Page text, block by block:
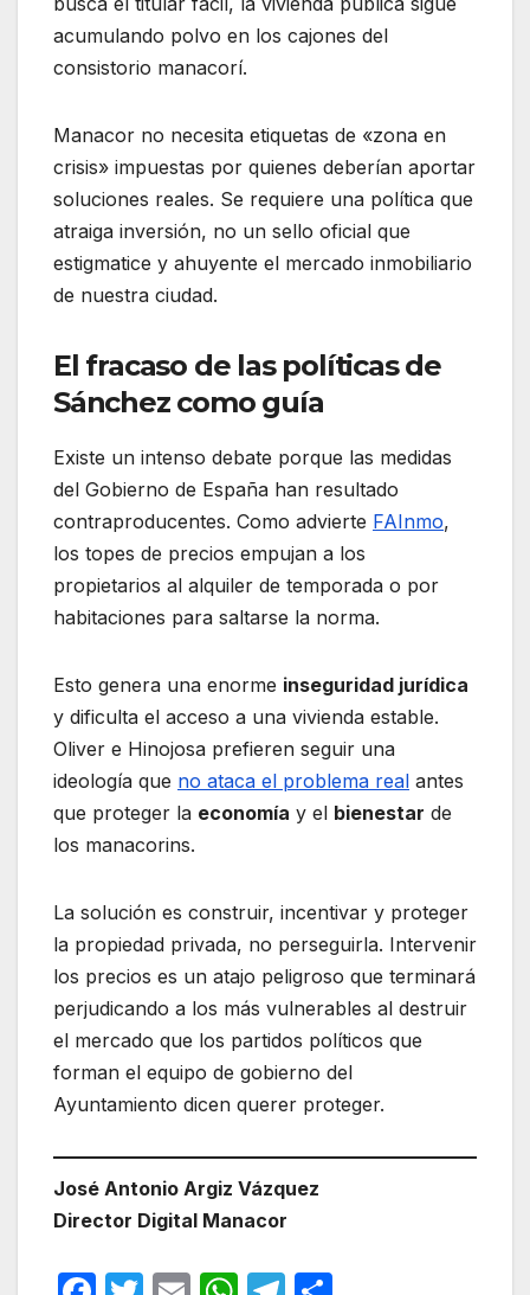
acumulando polvo en los cajones del
consistorio manacorí.
Manacor no necesita etiquetas de «zona en
crisis» impuestas por quienes deberían aportar
soluciones reales. Se requiere una política que
atraiga inversión, no un sello oficial que
estigmatice y ahuyente el mercado inmobiliario
de nuestra ciudad.
El fracaso de las políticas de
Sánchez como guía
Existe un intenso debate porque las medidas
del Gobierno de España han resultado
contraproducentes. Como advierte FAInmo,
los topes de precios empujan a los
propietarios al alquiler de temporada o por
habitaciones para saltarse la norma.
Esto genera una enorme inseguridad jurídica
y dificulta el acceso a una vivienda estable.
Oliver e Hinojosa prefieren seguir una
ideología que no ataca el problema real antes
que proteger la economía y el bienestar de
los manacorins.
La solución es construir, incentivar y proteger
la propiedad privada, no perseguirla. Intervenir
los precios es un atajo peligroso que terminará
perjudicando a los más vulnerables al destruir
el mercado que los partidos políticos que
forman el equipo de gobierno del
Ayuntamiento dicen querer proteger.
José Antonio Argiz Vázquez
Director Digital Manacor